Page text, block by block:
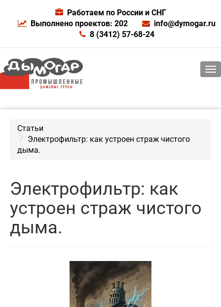
Работаем по России и СНГ
Выполнено проектов: 202
info@dymogar.ru
8 (3412) 57-68-24
Статьи
Электрофильтр: как устроен страж чистого
дыма.
Электрофильтр: как
устроен страж чистого
дыма.